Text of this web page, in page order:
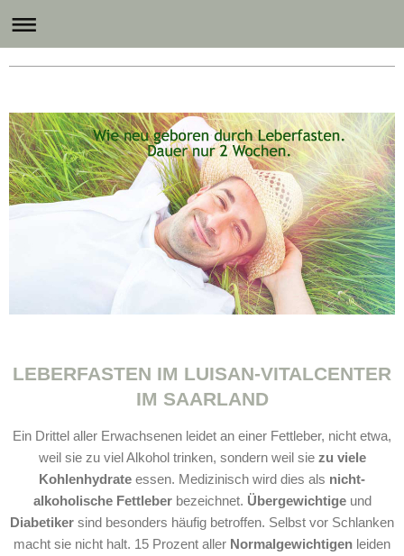
LEBERFASTEN IM LUISAN-VITALCENTER
IM SAARLAND
Ein Drittel aller Erwachsenen leidet an einer Fettleber, nicht etwa,
weil sie zu viel Alkohol trinken, sondern weil sie zu viele
Kohlenhydrate essen. Medizinisch wird dies als nicht-
alkoholische Fettleberbezeichnet. Übergewichtigeund
Diabetiker sind besonders häufig betroffen. Selbst vor Schlanken
macht sie nicht halt. 15 Prozent aller Normalgewichtigen leiden